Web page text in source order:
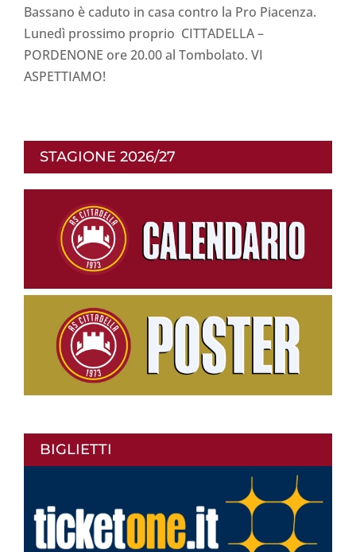
Bassano è caduto in casa contro la Pro Piacenza.
Lunedì prossimo proprio CITTADELLA –
PORDENONE ore 20.00 al Tombolato. VI
ASPETTIAMO!
STAGIONE 2026/27
BIGLIETTI